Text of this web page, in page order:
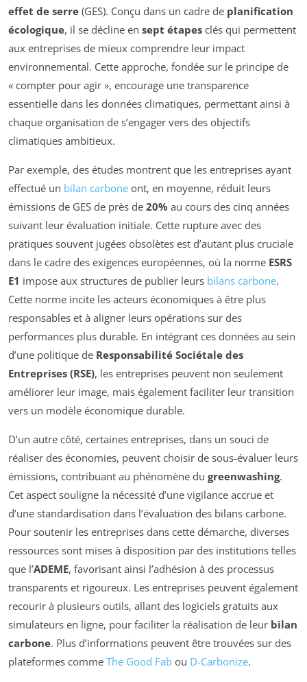
effet de serre (GES). Conçu dans un cadre de planification
écologique, il se décline en sept étapes clés qui permettent
aux entreprises de mieux comprendre leur impact
environnemental. Cette approche, fondée sur le principe de
« compter pour agir », encourage une transparence
essentielle dans les données climatiques, permettant ainsi à
chaque organisation de s’engager vers des objectifs
climatiques ambitieux.
Par exemple, des études montrent que les entreprises ayant
effectué un bilan carbone ont, en moyenne, réduit leurs
émissions de GES de près de 20% au cours des cinq années
suivant leur évaluation initiale. Cette rupture avec des
pratiques souvent jugées obsolètes est d’autant plus cruciale
dans le cadre des exigences européennes, où la norme ESRS
E1 impose aux structures de publier leurs bilans carbone.
Cette norme incite les acteurs économiques à être plus
responsables et à aligner leurs opérations sur des
performances plus durable. En intégrant ces données au sein
d’une politique de Responsabilité Sociétale des
Entreprises (RSE), les entreprises peuvent non seulement
améliorer leur image, mais également faciliter leur transition
vers un modèle économique durable.
D’un autre côté, certaines entreprises, dans un souci de
réaliser des économies, peuvent choisir de sous-évaluer leurs
émissions, contribuant au phénomène du greenwashing.
Cet aspect souligne la nécessité d’une vigilance accrue et
d’une standardisation dans l’évaluation des bilans carbone.
Pour soutenir les entreprises dans cette démarche, diverses
ressources sont mises à disposition par des institutions telles
que l’ADEME, favorisant ainsi l’adhésion à des processus
transparents et rigoureux. Les entreprises peuvent également
recourir à plusieurs outils, allant des logiciels gratuits aux
simulateurs en ligne, pour faciliter la réalisation de leur bilan
carbone. Plus d’informations peuvent être trouvées sur des
plateformes comme The Good Fab ou D-Carbonize.